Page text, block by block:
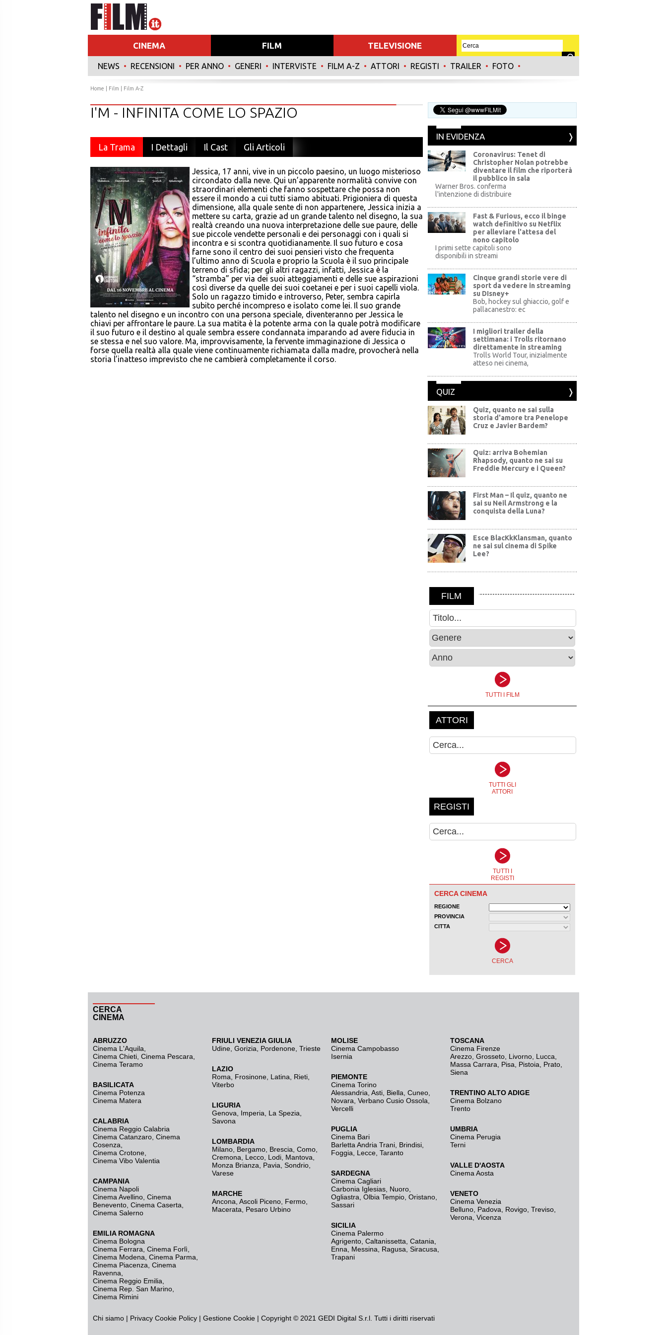
CINEMA FILM TELEVISIONE
NEWS • RECENSIONI • PER ANNO • GENERI • INTERVISTE • FILM A-Z • ATTORI • REGISTI • TRAILER • FOTO •
Home Film Film A-Z
I'M - INFINITA COME LO SPAZIO
La Trama I Dettagli Il Cast Gli Articoli
Jessica, 17 anni, vive in un piccolo paesino, un luogo misterioso
circondato dalla neve. Qui un’apparente normalità convive con
straordinari elementi che fanno sospettare che possa non
essere il mondo a cui tutti siamo abituati. Prigioniera di questa
dimensione, alla quale sente di non appartenere, Jessica inizia a
mettere su carta, grazie ad un grande talento nel disegno, la sua
realtà creando una nuova interpretazione delle sue paure, delle
sue piccole vendette personali e dei personaggi con i quali si
incontra e si scontra quotidianamente. Il suo futuro e cosa
farne sono il centro dei suoi pensieri visto che frequenta
l’ultimo anno di Scuola e proprio la Scuola è il suo principale
terreno di sfida; per gli altri ragazzi, infatti, Jessica è la
“stramba” per via dei suoi atteggiamenti e delle sue aspirazioni
così diverse da quelle dei suoi coetanei e per i suoi capelli viola.
Solo un ragazzo timido e introverso, Peter, sembra capirla
subito perché incompreso e isolato come lei. Il suo grande
talento nel disegno e un incontro con una persona speciale, diventeranno per Jessica le
chiavi per affrontare le paure. La sua matita è la potente arma con la quale potrà modificare
il suo futuro e il destino al quale sembra essere condannata imparando ad avere fiducia in
se stessa e nel suo valore. Ma, improvvisamente, la fervente immaginazione di Jessica o
forse quella realtà alla quale viene continuamente richiamata dalla madre, provocherà nella
storia l’inatteso imprevisto che ne cambierà completamente il corso.
IN EVIDENZA
WB
Coronavirus: Tenet di
Christopher Nolan potrebbe
diventare il film che riporterà
il pubblico in sala
Warner Bros. conferma
l'intenzione di distribuire
Fast & Furious, ecco il binge
watch definitivo su Netflix
per alleviare l'attesa del
nono capitolo
I primi sette capitoli sono
disponibili in streami
Disney+
Cinque grandi storie vere di
sport da vedere in streaming
su DIsney+
Bob, hockey sul ghiaccio, golf e
pallacanestro: ec
Universal Pictures
I migliori trailer della
settimana: i Trolls ritornano
direttamente in streaming
Trolls World Tour, inizialmente
atteso nei cinema,
QUIZ
Quiz, quanto ne sai sulla
storia d'amore tra Penelope
Cruz e Javier Bardem?
Quiz: arriva Bohemian
Rhapsody, quanto ne sai su
Freddie Mercury e i Queen?
First Man – Il quiz, quanto ne
sai su Neil Armstrong e la
conquista della Luna?
Esce BlacKkKlansman, quanto
ne sai sul cinema di Spike
Lee?
CERCA
CINEMA
ABRUZZO
Cinema L'Aquila
Cinema Chieti, Cinema Pescara,
Cinema Teramo
BASILICATA
Cinema Potenza
Cinema Matera
CALABRIA
Cinema Reggio Calabria
Cinema Catanzaro Cinema
Cosenza
Cinema Crotone
Cinema Vibo Valentia
CAMPANIA
Cinema Napoli
Cinema Avellino Cinema
Benevento Cinema Caserta
Cinema Salerno
EMILIA ROMAGNA
Cinema Bologna
Cinema Ferrara Cinema Forlì
Cinema Modena Cinema Parma
Cinema Piacenza Cinema
Ravenna
Cinema Reggio Emilia
Cinema Rep. San Marino
Cinema Rimini
FRIULI VENEZIA GIULIA
Udine Gorizia Pordenone Trieste
LAZIO
Roma
Frosinone Latina Rieti
Viterbo
LIGURIA
Genova
Imperia La Spezia
Savona
LOMBARDIA
Milano Bergamo Brescia, Como
Cremona
Lecco Lodi Mantova
Monza Brianza
Pavia Sondrio
Varese
MARCHE
Ancona Ascoli Piceno Fermo
Macerata
Pesaro Urbino
MOLISE
Cinema Campobasso
Isernia
PIEMONTE
Cinema Torino
Alessandria Asti Biella Cuneo
Novara Verbano Cusio Ossola
Vercelli
PUGLIA
Cinema Bari
Barletta Andria Trani Brindisi
Foggia
Lecce Taranto
SARDEGNA
Cinema Cagliari
Carbonia Iglesias Nuoro
Ogliastra Olbia Tempio Oristano
Sassari
SICILIA
Cinema Palermo
Agrigento Caltanissetta Catania
Enna
Messina Ragusa Siracusa
Trapani
TOSCANA
Cinema Firenze
Arezzo Grosseto Livorno Lucca
Massa Carrara
Pisa Pistoia Prato
Siena
TRENTINO ALTO ADIGE
Cinema Bolzano
Trento
UMBRIA
Cinema Perugia
Terni
VALLE D'AOSTA
Cinema Aosta
VENETO
Cinema Venezia
Belluno Padova Rovigo Treviso
Verona Vicenza
Chi siamo | Privacy Cookie Policy | Gestione Cookie | Copyright © 2021 GEDI Digital S.r.l. Tutti i diritti riservati